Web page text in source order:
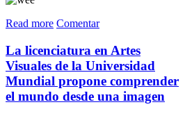
Read more Comentar
La licenciatura en Artes
Visuales de la Universidad
Mundial propone comprender
el mundo desde una imagen